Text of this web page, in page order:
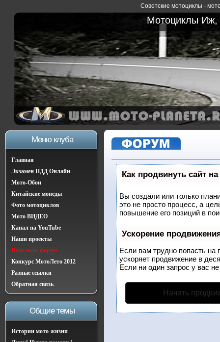
Советские мотоциклы -
Мотоциклы Иж,
Меню клуба
Главная
Экзамен ПДД Онлайн
Мото-Обои
Китайские мопеды
Фото мотоциклов
Мото ВИДЕО
Канал на YouTube
Наши проекты
Наш мото-форум
Конкурс МотоЛето 2012
Разные ссылки
Обратная связь
Общие темы
Истории мото-жизни
Как продвинуть сайт
Вы создали или только
это не просто процесс, а
повышение его позиций в
Ускорение
Если вам трудно попасть на
ускоряет продвижение в
Если ни один запрос у вас
Начать